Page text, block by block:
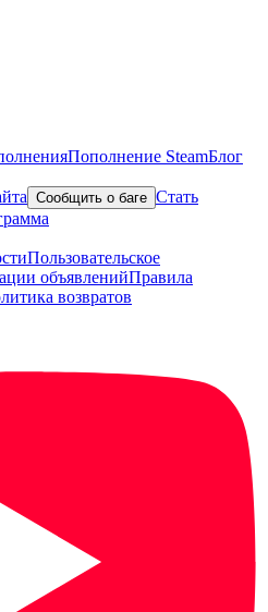
Пополнение SteamБлог
Сообщить о баге Стать
Пользовательское
объявленийПравила
возвратов